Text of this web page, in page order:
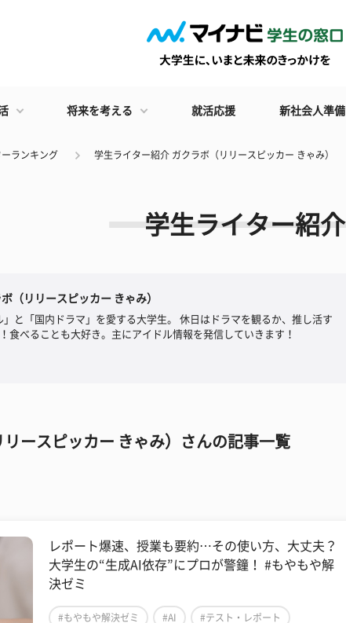
将来を考える 就活応援 新社会人準備
ランキング 学生ライター紹介 ガクラボ（リリースピッカー きゃみ）
学生ライター紹介
（リリースピッカー きゃみ）
」と「国内ドラマ」を愛する大学生。 休日はドラマを観るか、推し活す
食べることも大好き。主にアイドル情報を発信していきます！
リースピッカー きゃみ）さんの記事一覧
レポート爆速、授業も要約…その使い方、大丈夫？
大学生の“生成AI依存”にプロが警鐘！ #もやもや解
決ゼミ
#もやもや解決ゼミ #AI #テスト・レポート